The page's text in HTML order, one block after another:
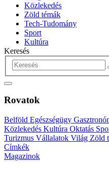
Közlekedés
Zöld témák
Tech-Tudomány
Sport
Kultúra
Keresés
Rovatok
Belföld Egészségügy
Közlekedés Kultúra Oktatás
Turizmus Vállalatok Világ Zöld
Címkék
Magazinok